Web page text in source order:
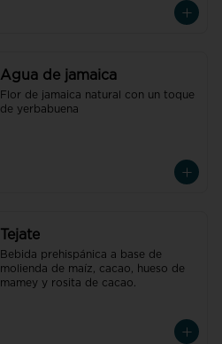
Agua de jamaica
Flor de jamaica natural con un toque
de yerbabuena
Tejate
Bebida prehispánica a base de
molienda de maíz, cacao, hueso de
mamey y rosita de cacao.